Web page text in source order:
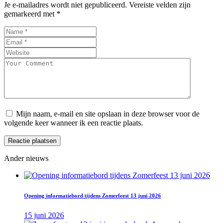
Je e-mailadres wordt niet gepubliceerd. Vereiste velden zijn
gemarkeerd met *
Mijn naam, e-mail en site opslaan in deze browser voor de
volgende keer wanneer ik een reactie plaats.
Ander nieuws
Opening informatiebord tijdens Zomerfeest 13 juni 2026
15 juni 2026